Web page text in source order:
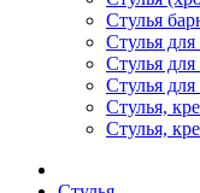
Стулья
Стулья
Стулья
Стулья
Стулья,
Стулья,